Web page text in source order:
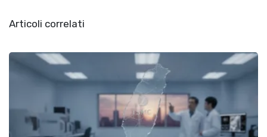
Articoli correlati